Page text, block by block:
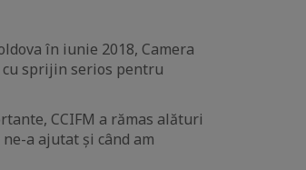
în iunie 2018, Camera
sprijin serios pentru
CCIFM a rămas alături
a ajutat și când am